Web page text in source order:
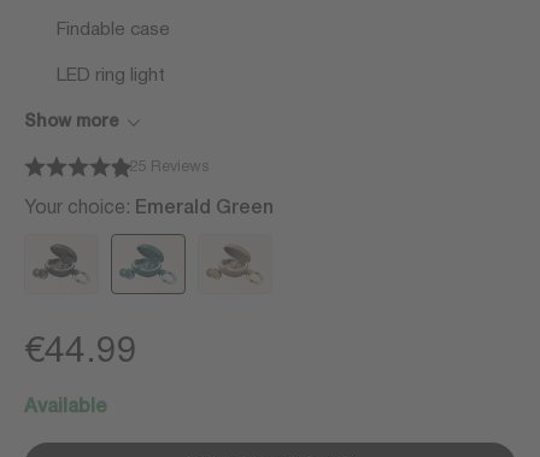
Findable case
LED ring light
Show more
25 Reviews
Your choice: Emerald Green
€44.99
Available